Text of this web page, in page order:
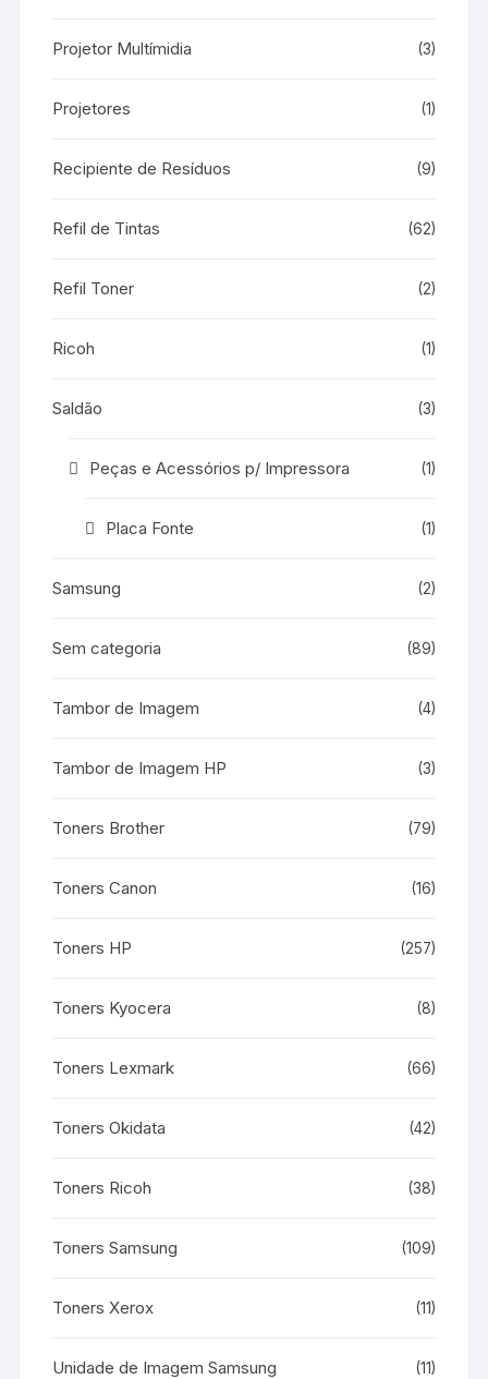
Projetor Multímidia (3)
Projetores (1)
Recipiente de Resíduos (9)
Refil de Tintas (62)
Refil Toner (2)
Ricoh (1)
Saldão (3)
Peças e Acessórios p/ Impressora (1)
Placa Fonte (1)
Samsung (2)
Sem categoria (89)
Tambor de Imagem (4)
Tambor de Imagem HP (3)
Toners Brother (79)
Toners Canon (16)
Toners HP (257)
Toners Kyocera (8)
Toners Lexmark (66)
Toners Okidata (42)
Toners Ricoh (38)
Toners Samsung (109)
Toners Xerox (11)
Unidade de Imagem Samsung (11)